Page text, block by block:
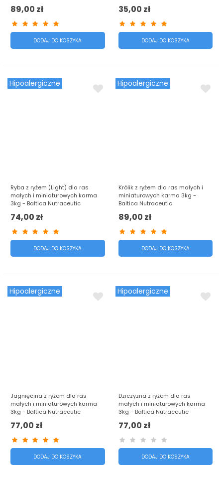
89,00 zł
DODAJ DO KOSZYKA
35,00 zł
DODAJ DO KOSZYKA
Hipoalergiczne
Ryba z ryżem (Light) dla ras
małych i miniaturowych karma
3kg - Baltica Nutraceutic
74,00 zł
DODAJ DO KOSZYKA
Hipoalergiczne
Królik z ryżem dla ras małych i
miniaturowych karma 3kg -
Baltica Nutraceutic
89,00 zł
DODAJ DO KOSZYKA
Hipoalergiczne
Jagnięcina z ryżem dla ras
małych i miniaturowych karma
3kg - Baltica Nutraceutic
77,00 zł
DODAJ DO KOSZYKA
Hipoalergiczne
Dziczyzna z ryżem dla ras
małych i miniaturowych karma
3kg - Baltica Nutraceutic
77,00 zł
DODAJ DO KOSZYKA